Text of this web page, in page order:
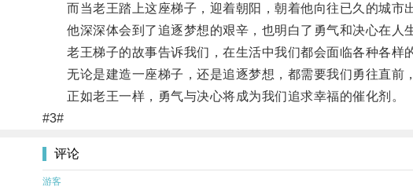
而当老王踏上这座梯子，迎着朝阳，朝着他向往已久的城市
他深深体会到了追逐梦想的艰辛，也明白了勇气和决心在人生
老王梯子的故事告诉我们，在生活中我们都会面临各种各样
无论是建造一座梯子，还是追逐梦想，都需要我们勇往直前，
正如老王一样，勇气与决心将成为我们追求幸福的催化剂。
#3#
评论
游客